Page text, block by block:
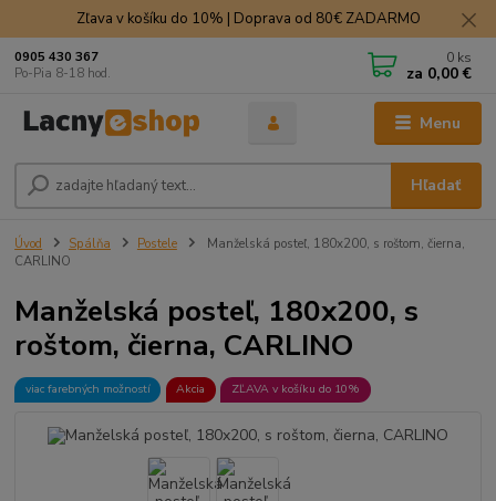
Zľava v košíku do 10% | Doprava od 80€ ZADARMO
Menu
Hľadať
0905 430 367
Po-Pia 8-18 hod.
0 ks
za 0,00 €
Úvod Spálňa Postele
Manželská posteľ, 180x200, s roštom, čierna,
CARLINO
Manželská posteľ, 180x200, s
roštom, čierna, CARLINO
viac farebných možností Akcia ZĽAVA v košíku do 10%